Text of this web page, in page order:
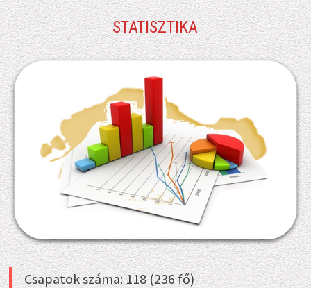
STATISZTIKA
Csapatok száma: 118 (236 fő)